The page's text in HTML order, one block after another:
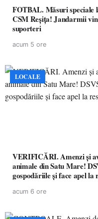
FOTBAL. Măsuri speciale
CSM Reșița! Jandarmii
suporteri
acum 5 ore
LOCALE
VERIFICĂRI. Amenzi și
animale din Satu Mare!
gospodăriile și face apel la
acum 6 ore